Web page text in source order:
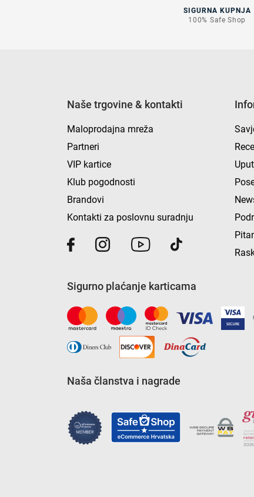
SIGURNA KUPNJA
100% Safe Shop
Naše trgovine & kontakti
Maloprodajna mreža
Partneri
VIP kartice
Klub pogodnosti
Brandovi
Kontakti za poslovnu suradnju
Sigurno plaćanje karticama
Naša članstva i nagrade